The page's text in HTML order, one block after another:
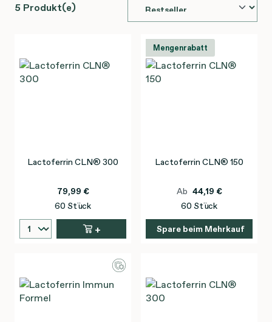
5 Produkt(e)
Lactoferrin CLN® 300
79,99 €
60 Stück
+
Mengenrabatt
Lactoferrin CLN® 150
Ab 44,19 €
60 Stück
Spare beim Mehrkauf